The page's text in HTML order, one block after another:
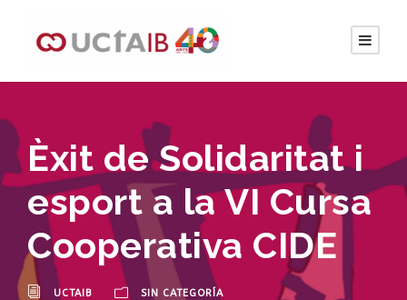
Èxit de Solidaritat i
esport a la VI Cursa
Cooperativa CIDE
UCTAIB SIN CATEGORÍA